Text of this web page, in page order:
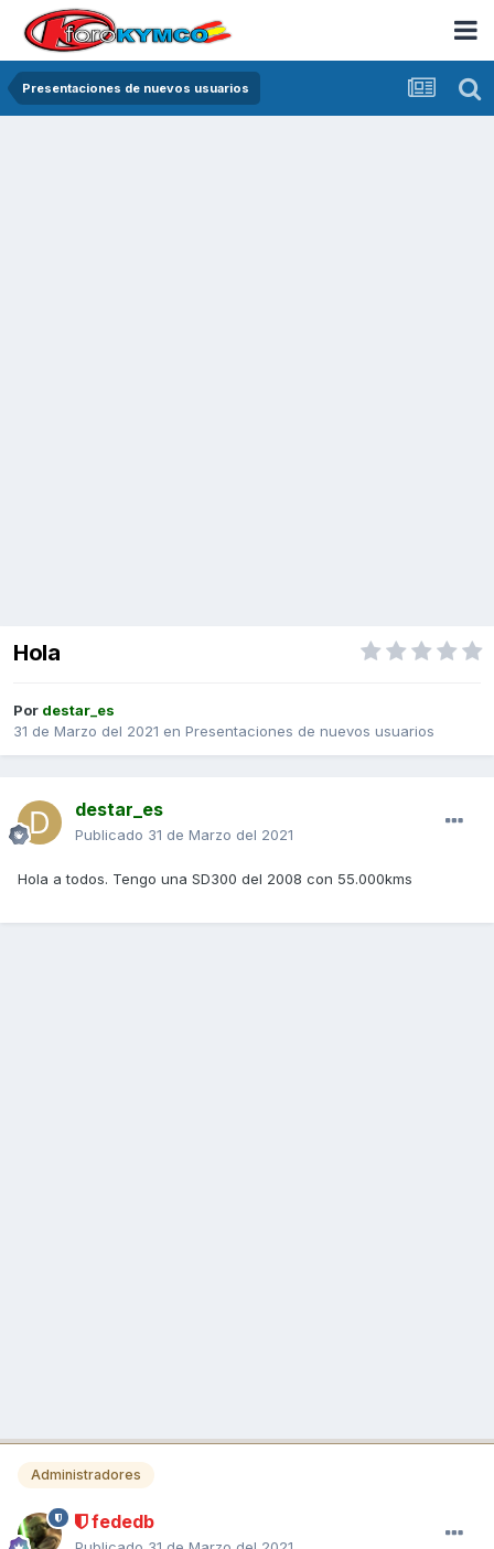
Presentaciones de nuevos usuarios
Hola
Por destar_es
31 de Marzo del 2021 en Presentaciones de nuevos usuarios
destar_es
Publicado 31 de Marzo del 2021
Hola a todos. Tengo una SD300 del 2008 con 55.000kms
Administradores
fededb